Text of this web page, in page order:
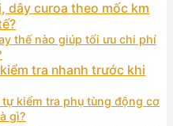
dây curoa theo mốc km
thế nào giúp tối ưu chi phí
tra nhanh trước khi
kiểm tra phụ tùng động cơ
gì?